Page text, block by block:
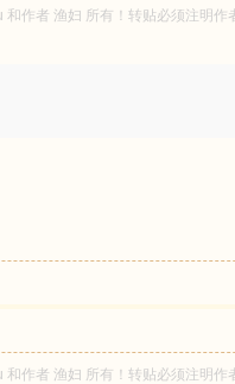
作者 渔妇 所有！转贴必须注明作
作者 渔妇 所有！转贴必须注明作